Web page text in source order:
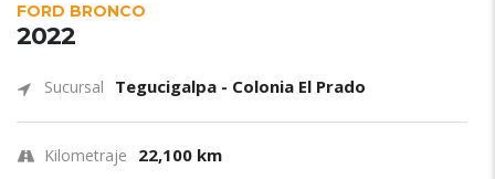
FORD BRONCO
2022
Sucursal Tegucigalpa - Colonia El Prado
Kilometraje 22,100 km